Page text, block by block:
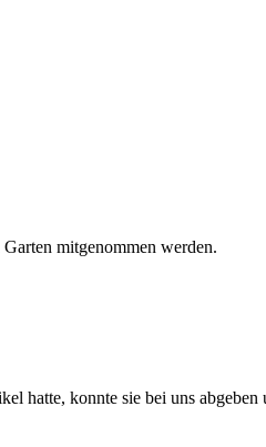
mitgenommen werden.
hatte, konnte sie bei uns